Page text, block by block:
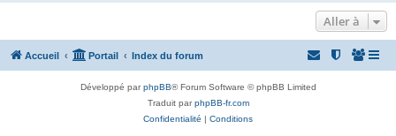
Aller à
Accueil Portail Index du forum
Développé parphpBB® Forum Software © phpBB Limited
Traduit parphpBB-fr.com
Confidentialité | Conditions